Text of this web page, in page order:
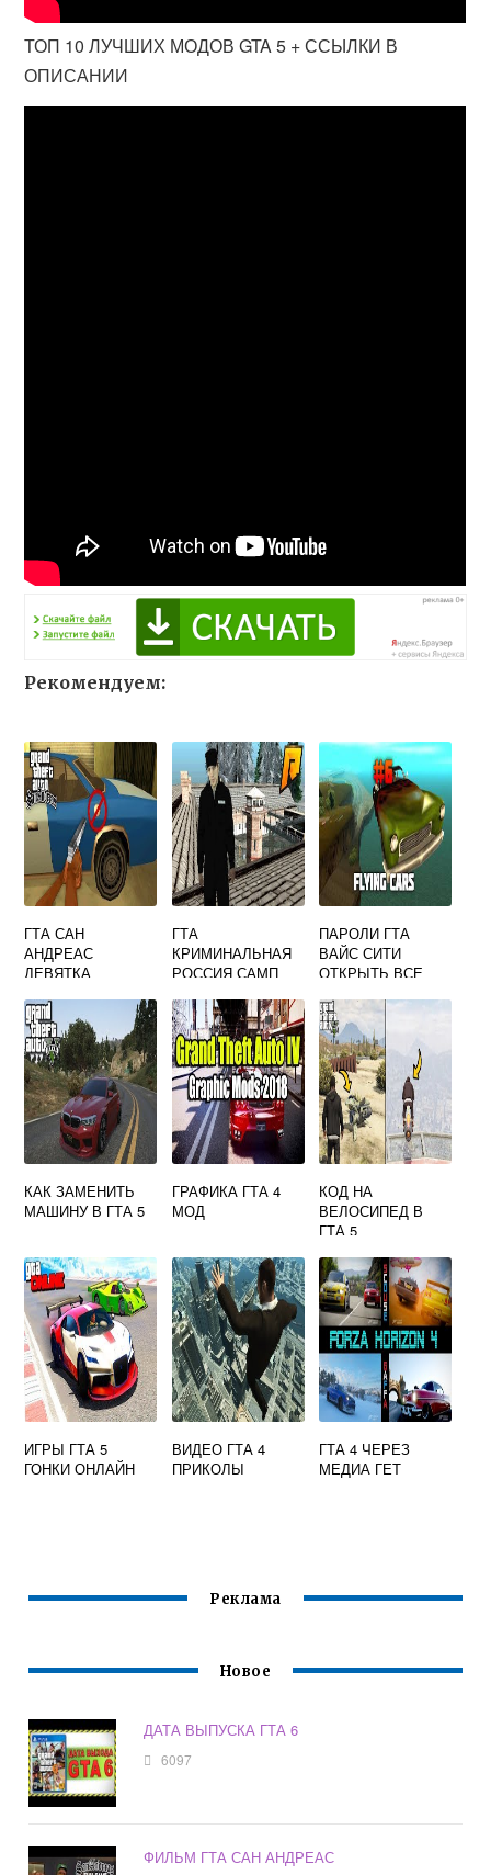
ТОП 10 ЛУЧШИХ МОДОВ GTA 5 + ССЫЛКИ В
ОПИСАНИИ
Рекомендуем:
ГТА САН
АНДРЕАС
ДЕВЯТКА
ГТА
КРИМИНАЛЬНАЯ
РОССИЯ САМП
ПАРОЛИ ГТА
ВАЙС СИТИ
ОТКРЫТЬ ВСЕ
КАК ЗАМЕНИТЬ
МАШИНУ В ГТА 5
ГРАФИКА ГТА 4
МОД
КОД НА
ВЕЛОСИПЕД В
ГТА 5
ИГРЫ ГТА 5
ГОНКИ ОНЛАЙН
ВИДЕО ГТА 4
ПРИКОЛЫ
ГТА 4 ЧЕРЕЗ
МЕДИА ГЕТ
Реклама
Новое
ДАТА ВЫПУСКА ГТА 6
6097
ФИЛЬМ ГТА САН АНДРЕАС